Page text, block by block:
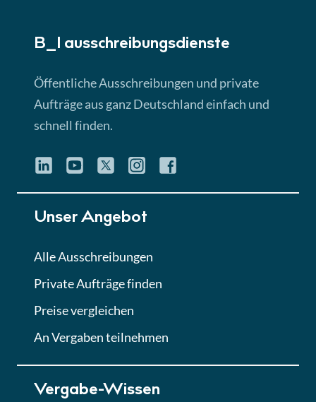
Lektion 3
► 4:31 Min
Quiz
Eignung im Vergabeverfahren
Lektion 6
Abgabe von Angeboten
Lektion
Lektion 7
Finales Quiz
B_I ausschreibungs­dienste
Öffentliche Ausschreibungen und private
Aufträge aus ganz Deutschland einfach und
schnell finden.
Unser Angebot
Alle Ausschreibungen
Private Aufträge finden
Preise vergleichen
An Vergaben teilnehmen
Vergabe-Wissen